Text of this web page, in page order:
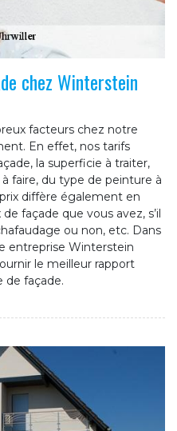
chez Winterstein
facteurs chez notre
En effet, nos tarifs
la superficie à traiter,
faire, du type de peinture à
diffère également en
façade que vous avez, s’il
ou non, etc. Dans
entreprise Winterstein
le meilleur rapport
de façade.